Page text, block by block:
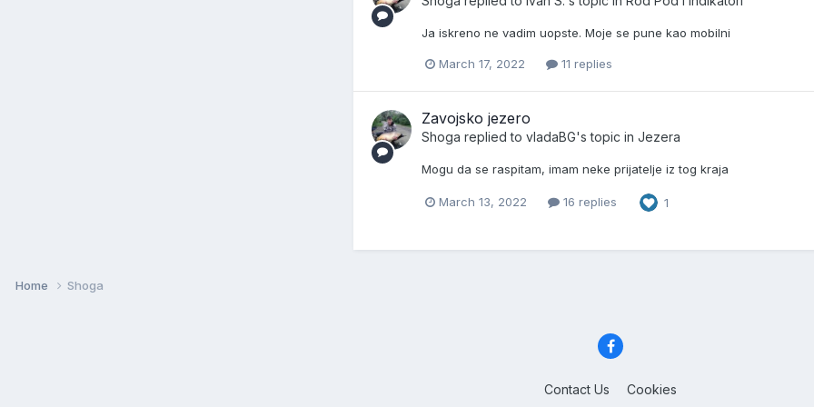
Ja iskreno ne vadim uopste. Moje se pune kao mobilni
March 17, 2022 11 replies
Zavojsko jezero
Shoga replied to vladaBG's topic in Jezera
Mogu da se raspitam, imam neke prijatelje iz tog kraja
March 13, 2022 16 replies 1
Home Shoga
Contact Us Cookies